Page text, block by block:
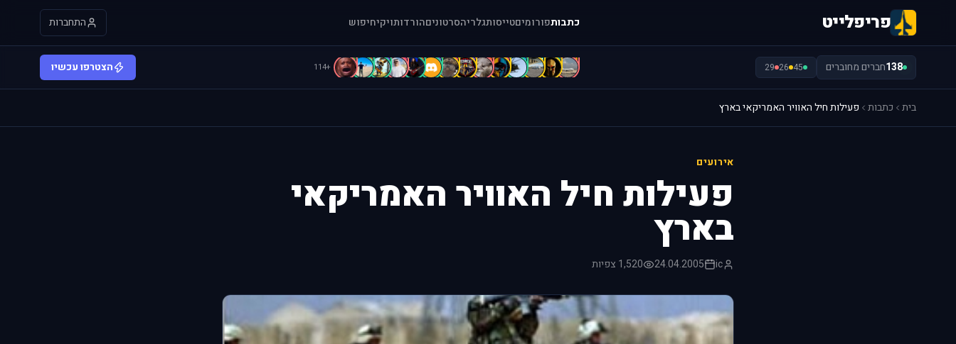
פריפלייט כתבותפורומיםטייסותגלריהסרטוניםהורדותויקיחיפוש התחברות
138חברים מחוברים 45
26
29
.
=
[
A
A
A
b
B
B
b
c
C
d
D
+114 הצטרפו עכשיו
בית כתבות פעילות חיל האוויר האמריקאי בארץ
אירועים
פעילות חיל האוויר האמריקאי
בארץ
ic
24.04.2005 1,520 צפיות